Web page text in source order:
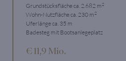
Grundstücksfläche ca. 2.682 m2
Wohn-Nutzfläche ca. 230 m2
Uferlänge ca. 35 m
Badesteg mit Bootsanlegeplatz
€ 11,9 Mio.